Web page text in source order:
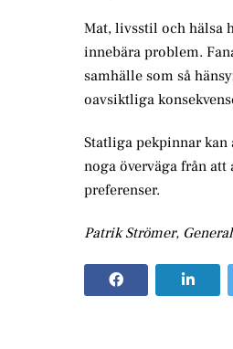
Mat, livsstil och hälsa
innebära problem.
samhälle som så
oavsiktliga
Statliga pekpinnar
noga överväga från
preferenser.
Patrik Strömer,